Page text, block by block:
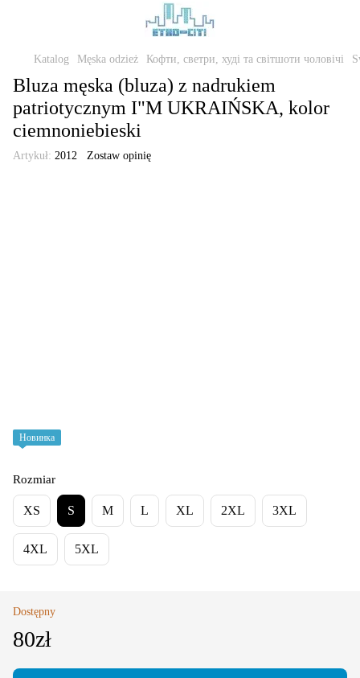
Katalog Męska odzież Кофти, светри, худі та світшоти чоловічі
Bluza męska (bluza) z nadrukiem
patriotycznym I"M UKRAIŃSKA, kolor
ciemnoniebieski
Artykuł: 2012 Zostaw opinię
Новинка
Rozmiar
XS S M L XL 2XL 3XL
4XL 5XL
Dostępny
80zł